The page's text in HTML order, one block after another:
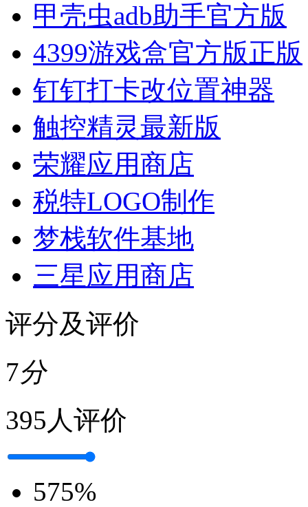
甲壳虫adb助手官方版
4399游戏盒官方版正版
钉钉打卡改位置神器
触控精灵最新版
荣耀应用商店
税特LOGO制作
梦栈软件基地
三星应用商店
评分及评价
7分
395人评价
575%